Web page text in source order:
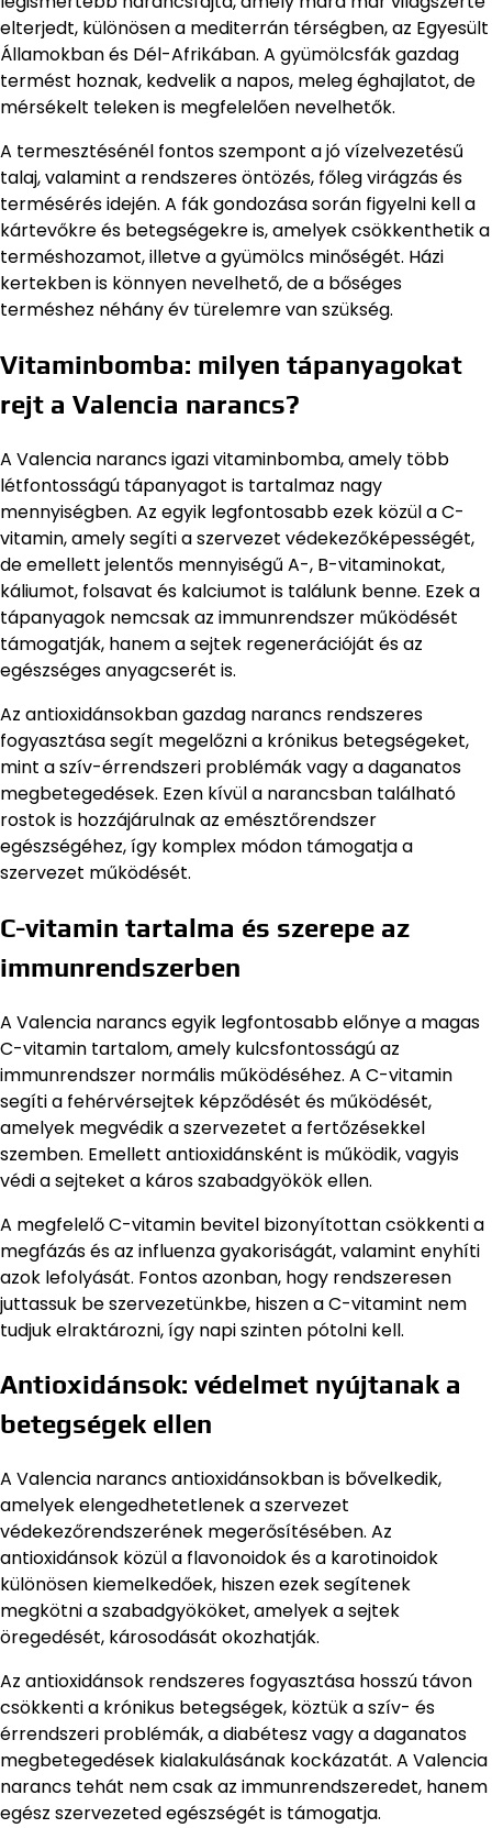
elterjedt, különösen a mediterrán térségben, az Egyesült
Államokban és Dél-Afrikában. A gyümölcsfák gazdag
termést hoznak, kedvelik a napos, meleg éghajlatot, de
mérsékelt teleken is megfelelően nevelhetők.
A termesztésénél fontos szempont a jó vízelvezetésű
talaj, valamint a rendszeres öntözés, főleg virágzás és
termésérés idején. A fák gondozása során figyelni kell a
kártevőkre és betegségekre is, amelyek csökkenthetik a
terméshozamot, illetve a gyümölcs minőségét. Házi
kertekben is könnyen nevelhető, de a bőséges
terméshez néhány év türelemre van szükség.
Vitaminbomba: milyen tápanyagokat
rejt a Valencia narancs?
A Valencia narancs igazi vitaminbomba, amely több
létfontosságú tápanyagot is tartalmaz nagy
mennyiségben. Az egyik legfontosabb ezek közül a C-
vitamin, amely segíti a szervezet védekezőképességét,
de emellett jelentős mennyiségű A-, B-vitaminokat,
káliumot, folsavat és kalciumot is találunk benne. Ezek a
tápanyagok nemcsak az immunrendszer működését
támogatják, hanem a sejtek regenerációját és az
egészséges anyagcserét is.
Az antioxidánsokban gazdag narancs rendszeres
fogyasztása segít megelőzni a krónikus betegségeket,
mint a szív-érrendszeri problémák vagy a daganatos
megbetegedések. Ezen kívül a narancsban található
rostok is hozzájárulnak az emésztőrendszer
egészségéhez, így komplex módon támogatja a
szervezet működését.
C-vitamin tartalma és szerepe az
immunrendszerben
A Valencia narancs egyik legfontosabb előnye a magas
C-vitamin tartalom, amely kulcsfontosságú az
immunrendszer normális működéséhez. A C-vitamin
segíti a fehérvérsejtek képződését és működését,
amelyek megvédik a szervezetet a fertőzésekkel
szemben. Emellett antioxidánsként is működik, vagyis
védi a sejteket a káros szabadgyökök ellen.
A megfelelő C-vitamin bevitel bizonyítottan csökkenti a
megfázás és az influenza gyakoriságát, valamint enyhíti
azok lefolyását. Fontos azonban, hogy rendszeresen
juttassuk be szervezetünkbe, hiszen a C-vitamint nem
tudjuk elraktározni, így napi szinten pótolni kell.
Antioxidánsok: védelmet nyújtanak a
betegségek ellen
A Valencia narancs antioxidánsokban is bővelkedik,
amelyek elengedhetetlenek a szervezet
védekezőrendszerének megerősítésében. Az
antioxidánsok közül a flavonoidok és a karotinoidok
különösen kiemelkedőek, hiszen ezek segítenek
megkötni a szabadgyököket, amelyek a sejtek
öregedését, károsodását okozhatják.
Az antioxidánsok rendszeres fogyasztása hosszú távon
csökkenti a krónikus betegségek, köztük a szív- és
érrendszeri problémák, a diabétesz vagy a daganatos
megbetegedések kialakulásának kockázatát. A Valencia
narancs tehát nem csak az immunrendszeredet, hanem
egész szervezeted egészségét is támogatja.